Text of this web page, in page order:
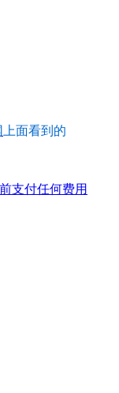
上面看到的
支付任何费用